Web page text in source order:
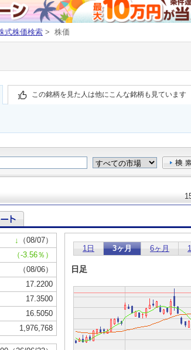
式株価検索 > 株価
この銘柄を見た人は他にこんな銘柄も見ています